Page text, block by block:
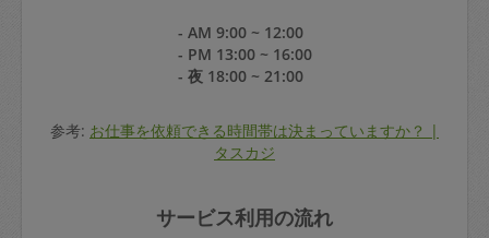
- AM 9:00 ~ 12:00
- PM 13:00 ~ 16:00
- 夜 18:00 ~ 21:00
参考: お仕事を依頼できる時間帯は決まっていますか？ |
タスカジ
サービス利用の流れ